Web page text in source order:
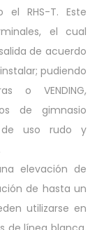
el RHS-T. Este
el cual
de acuerdo
pudiendo
o VENDING,
de gimnasio
de uso rudo y
elevación de
de hasta un
utilizarse en